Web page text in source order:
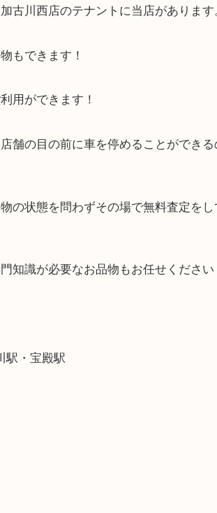
りトースターをお買取させていただ
電のお持ち込みでした！
トースターのご依頼をいただきまし
覧になっていただき、いくらくらい
しいただきました。
店をお待ちしております。